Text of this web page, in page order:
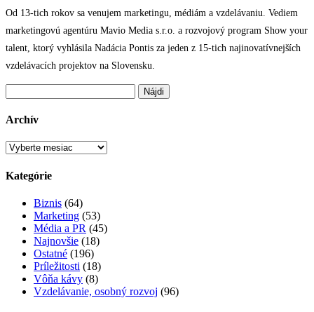
Od 13-tich rokov sa venujem marketingu, médiám a vzdelávaniu. Vediem
marketingovú agentúru Mavio Media s.r.o. a rozvojový program Show your
talent, ktorý vyhlásila Nadácia Pontis za jeden z 15-tich najinovatívnejších
vzdelávacích projektov na Slovensku.
Archív
Archív
Kategórie
Biznis (64)
Marketing (53)
Média a PR (45)
Najnovšie (18)
Ostatné (196)
Príležitosti (18)
Vôňa kávy (8)
Vzdelávanie, osobný rozvoj (96)